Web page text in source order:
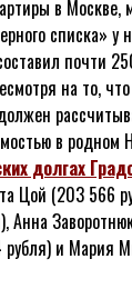
в
списка» у
почти
на то, что
в родном
долгах
Цой (203 566
Анна
рубля) и Мария